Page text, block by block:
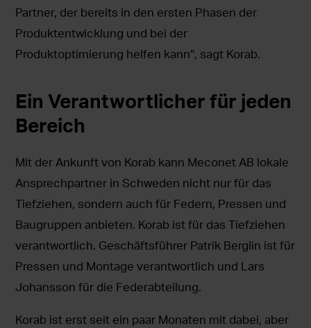
Partner, der bereits in den ersten Phasen der
Produktentwicklung und bei der
Produktoptimierung helfen kann“, sagt Korab.
Ein Verantwortlicher für jeden
Bereich
Mit der Ankunft von Korab kann Meconet AB lokale
Ansprechpartner in Schweden nicht nur für das
Tiefziehen, sondern auch für Federn, Pressen und
Baugruppen anbieten. Korab ist für das Tiefziehen
verantwortlich. Geschäftsführer Patrik Berglin ist für
Pressen und Montage verantwortlich und Lars
Johansson für die Federabteilung.
Korab ist erst seit ein paar Monaten mit dabei, aber